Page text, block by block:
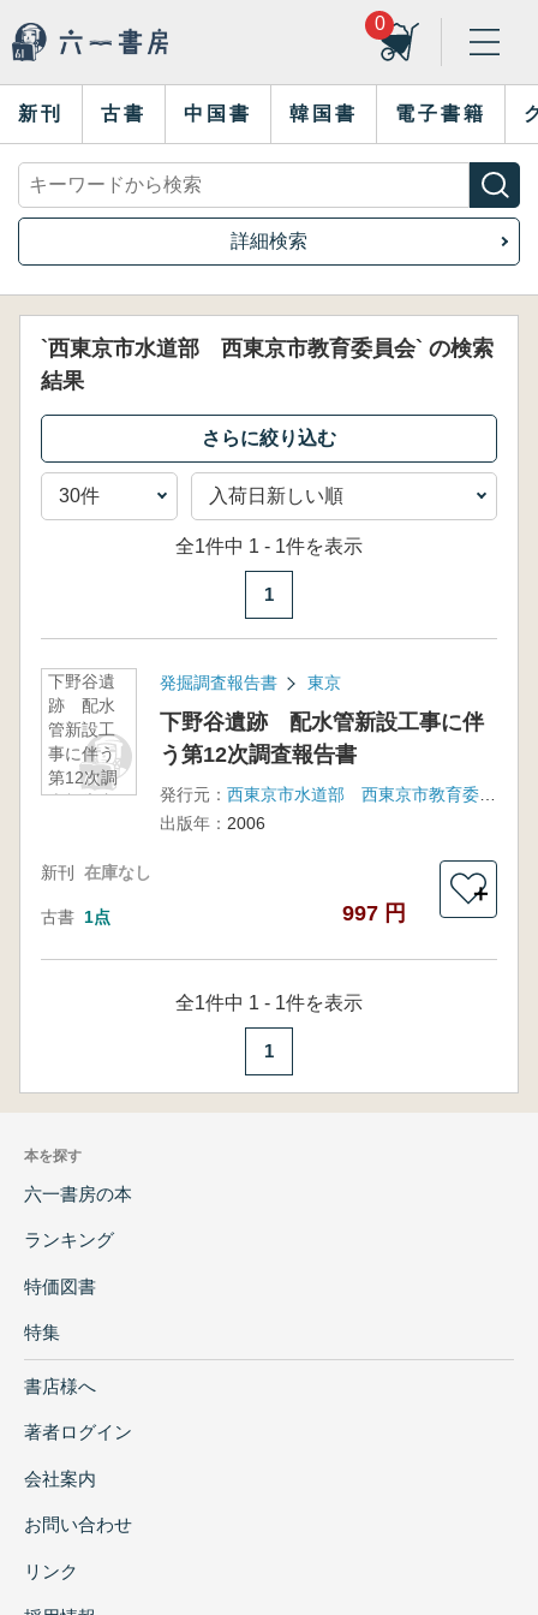
0
新刊 古書 中国書 韓国書 電子書籍
詳細検索
`西東京市水道部 西東京市教育委員会` の検索
結果
全1件中 1 - 1件を表示
1
下野谷遺
跡 配水
管新設工
事に伴う
第12次調
査報告書
発掘調査報告書 東京
下野谷遺跡 配水管新設工事に伴
う第12次調査報告書
発行元：
西東京市水道部 西東京市教育委員会
出版年： 2006
新刊 在庫なし
古書 1点 997 円
＋
全1件中 1 - 1件を表示
1
本を探す
六一書房の本
ランキング
特価図書
特集
書店様へ
著者ログイン
会社案内
お問い合わせ
リンク